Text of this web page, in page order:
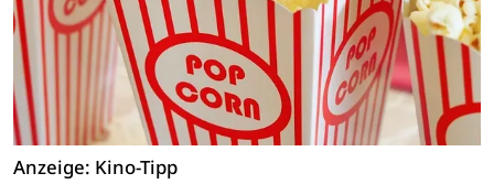
Anzeige: Kino-Tipp